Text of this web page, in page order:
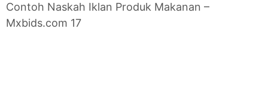
Contoh Naskah Iklan Produk Makanan –
Mxbids.com 17